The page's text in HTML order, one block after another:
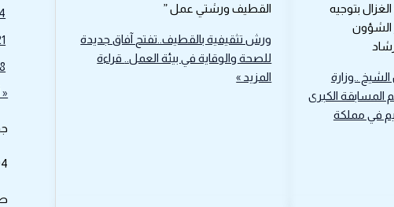
بتوجيه
الشؤون
الشيخ ..وزارة
المسابقة الكبرى
في مملكة
القطيف ورشتي عمل ”
ورش تثقيفية بالقطيف..تفتح آفاق جديدة
للصحة والوقاية في بيئة العمل.. قراءة
المزيد »
ص